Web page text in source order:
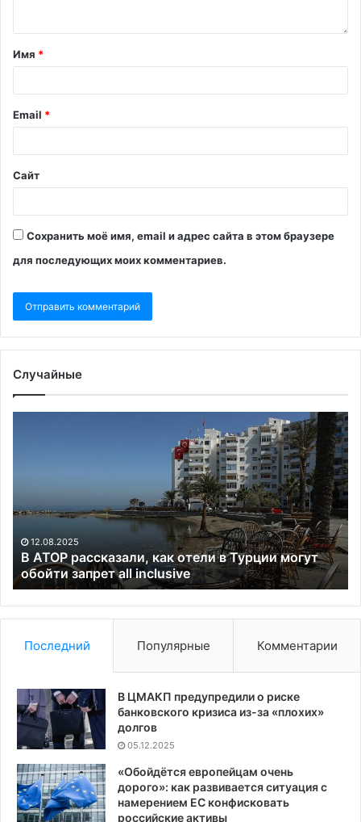
Имя *
Email *
Сайт
Сохранить моё имя, email и адрес сайта в этом браузере
для последующих моих комментариев.
Случайные
Турции
могут
обойти
запрет
all
inclusive
12.08.2025
В АТОР рассказали, как отели в Турции могут
обойти запрет all inclusive
о
Последний Популярные Комментарии
В ЦМАКП предупредили о риске
банковского кризиса из-за «плохих»
долгов
05.12.2025
«Обойдётся европейцам очень
дорого»: как развивается ситуация с
намерением ЕС конфисковать
российские активы